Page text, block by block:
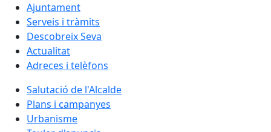
Ajuntament
Serveis i tràmits
Descobreix Seva
Actualitat
Adreces i telèfons
Salutació de l'Alcalde
Plans i campanyes
Urbanisme